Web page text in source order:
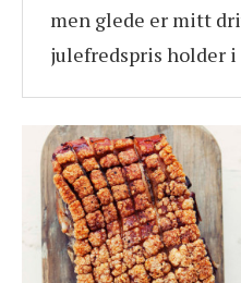
men glede er mitt
julefredspris holder i